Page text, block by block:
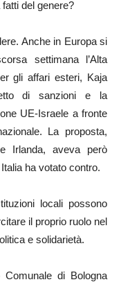
del genere?
Anche in Europa si
settimana l’Alta
gli affari esteri, Kaja
di sanzioni e la
UE-Israele a fronte
La proposta,
Irlanda, aveva però
ha votato contro.
locali possono
il proprio ruolo nel
e solidarietà.
di Bologna